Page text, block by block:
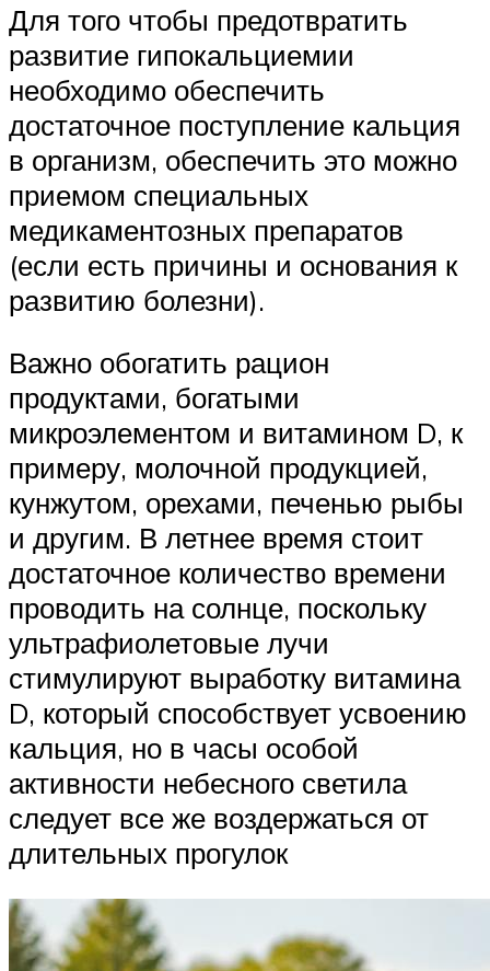
Для того чтобы предотвратить
развитие гипокальциемии
необходимо обеспечить
достаточное поступление кальция
в организм, обеспечить это можно
приемом специальных
медикаментозных препаратов
(если есть причины и основания к
развитию болезни).
Важно обогатить рацион
продуктами, богатыми
микроэлементом и витамином D, к
примеру, молочной продукцией,
кунжутом, орехами, печенью рыбы
и другим. В летнее время стоит
достаточное количество времени
проводить на солнце, поскольку
ультрафиолетовые лучи
стимулируют выработку витамина
D, который способствует усвоению
кальция, но в часы особой
активности небесного светила
следует все же воздержаться от
длительных прогулок